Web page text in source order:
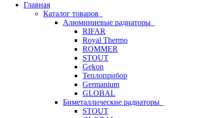
Главная
Каталог товаров
Алюминиевые радиаторы
RIFAR
Royal Thermo
ROMMER
STOUT
Gekon
Теплоприбор
Germanium
GLOBAL
Биметаллические радиаторы
STOUT